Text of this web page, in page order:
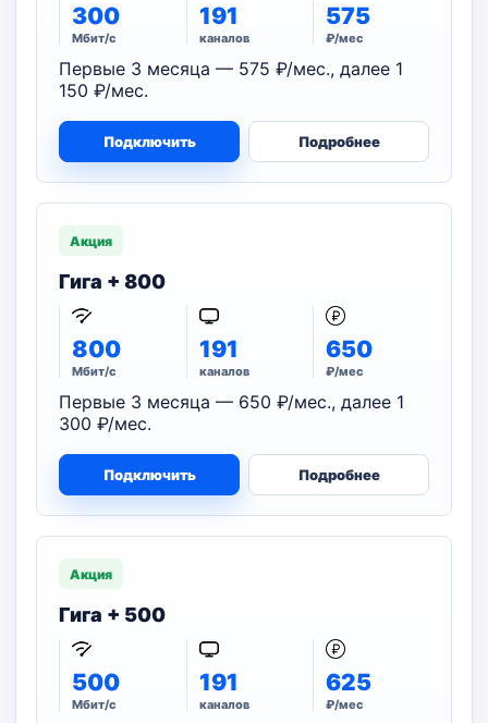
300
Мбит/с
191
каналов
575
₽/мес
Первые 3 месяца — 575 ₽/мес., далее 1
150 ₽/мес.
Подключить Подробнее
Акция
Гига + 800
800
Мбит/с
191
каналов
650
₽/мес
Первые 3 месяца — 650 ₽/мес., далее 1
300 ₽/мес.
Подключить Подробнее
Акция
Гига + 500
500
Мбит/с
191
каналов
625
₽/мес